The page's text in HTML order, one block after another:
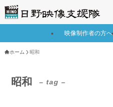
映像制作者の方へ
ホーム 昭和
昭和 – tag –